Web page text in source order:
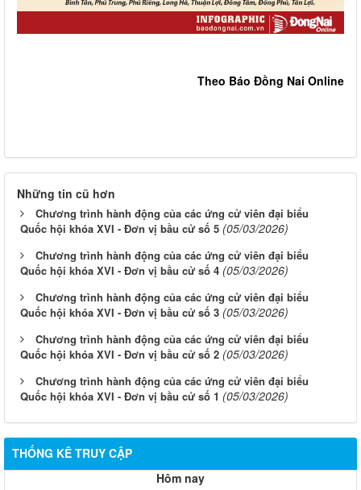
Theo Báo Đồng Nai Online
Những tin cũ hơn
Chương trình hành động của các ứng cử viên đại biểu
Quốc hội khóa XVI - Đơn vị bầu cử số 5 (05/03/2026)
Chương trình hành động của các ứng cử viên đại biểu
Quốc hội khóa XVI - Đơn vị bầu cử số 4 (05/03/2026)
Chương trình hành động của các ứng cử viên đại biểu
Quốc hội khóa XVI - Đơn vị bầu cử số 3 (05/03/2026)
Chương trình hành động của các ứng cử viên đại biểu
Quốc hội khóa XVI - Đơn vị bầu cử số 2 (05/03/2026)
Chương trình hành động của các ứng cử viên đại biểu
Quốc hội khóa XVI - Đơn vị bầu cử số 1 (05/03/2026)
THỐNG KÊ TRUY CẬP
Hôm nay